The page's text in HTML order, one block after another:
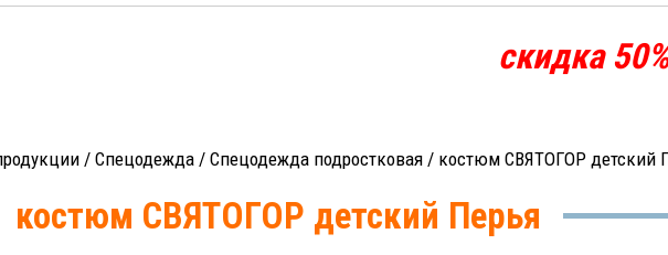
скидка50%от
/ Спецодежда/ Спецодежда подростковая/ костюм СВЯТОГОР детский
костюм СВЯТОГОР детский Перья